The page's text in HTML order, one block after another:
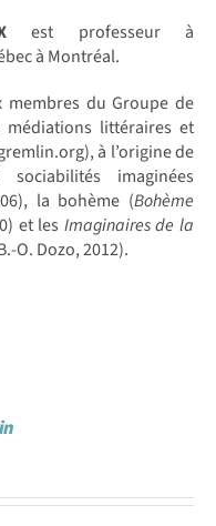
est professeur à
à Montréal.
du Groupe de
médiations littéraires et
à l’origine de
imaginées
la bohème (Bohème
et les Imaginaires de la
O. Dozo, 2012).